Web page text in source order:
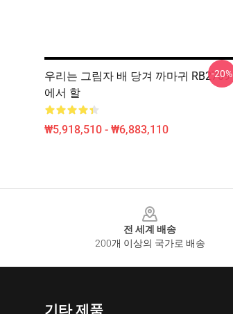
우리는 그림자 배 당겨 까마귀 RB2709
에서 할
₩5,918,510 - ₩6,883,110
-20%
전 세계 배송
200개 이상의 국가로 배송
기타 제품